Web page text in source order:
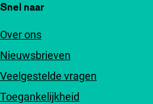
Snel naar
Over ons
Nieuwsbrieven
Veelgestelde vragen
Toegankelijkheid